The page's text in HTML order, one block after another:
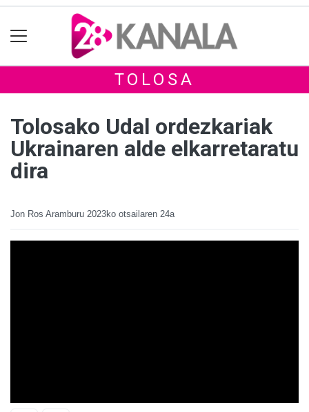
TOLOSA
Tolosako Udal ordezkariak
Ukrainaren alde elkarretaratu
dira
Jon Ros Aramburu 2023ko otsailaren 24a